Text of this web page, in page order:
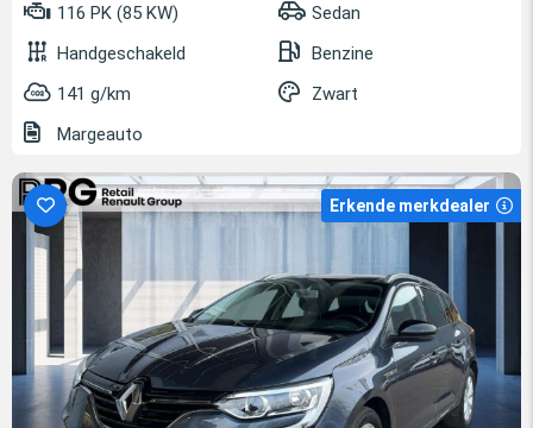
116 PK (85 KW)
Sedan
Handgeschakeld
Benzine
141 g/km
Zwart
Margeauto
Erkende merkdealer